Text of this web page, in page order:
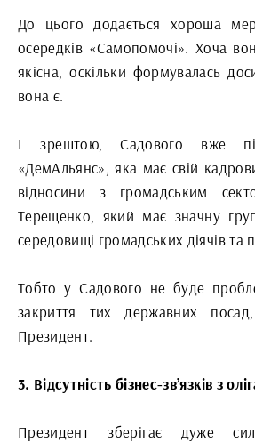
До цього додається хороша
осередків «Самопомочі». Хоча
якісна, оскільки формувалась
вона є.
І зрештою, Садового вже
«ДемАльянс», яка має свій
відносини з громадським
Терещенко, який має значну
середовищі громадських діячів та
Тобто у Садового не буде
закриття тих державних
Президент.
3. Відсутність бізнес-зв’язків з
Президент зберігає дуже